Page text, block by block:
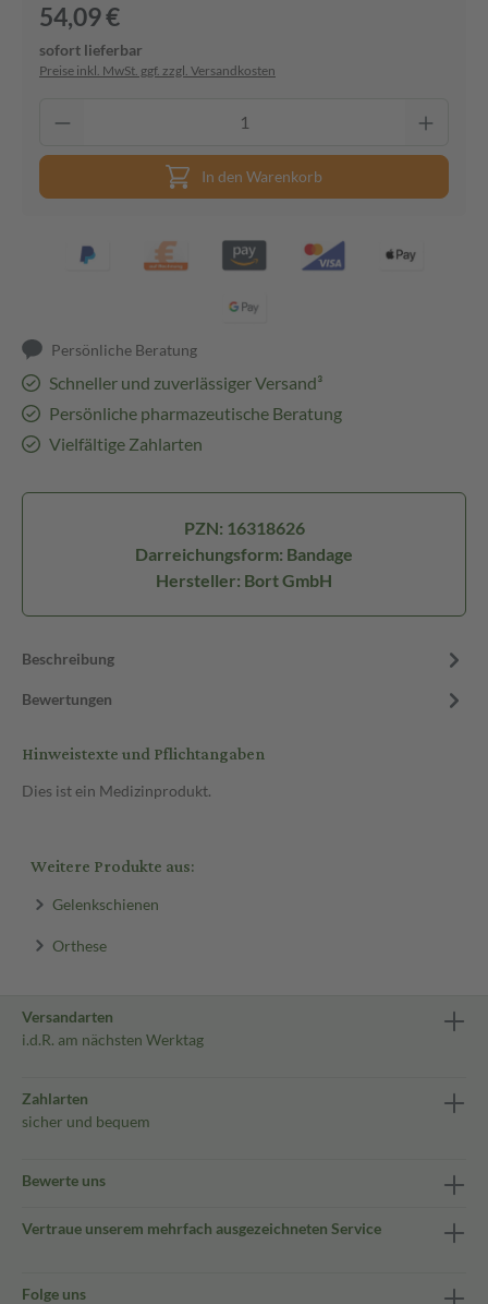
54,09 €
sofort lieferbar
Preise inkl. MwSt. ggf. zzgl. Versandkosten
In den Warenkorb
Persönliche Beratung
Schneller und zuverlässiger Versand³
Persönliche pharmazeutische Beratung
Vielfältige Zahlarten
PZN: 16318626
Darreichungsform: Bandage
Hersteller: Bort GmbH
Beschreibung
Bewertungen
Hinweistexte und Pflichtangaben
Dies ist ein Medizinprodukt.
Weitere Produkte aus:
Gelenkschienen
Orthese
Versandarten
i.d.R. am nächsten Werktag
Zahlarten
sicher und bequem
Bewerte uns
Vertraue unserem mehrfach ausgezeichneten Service
Folge uns